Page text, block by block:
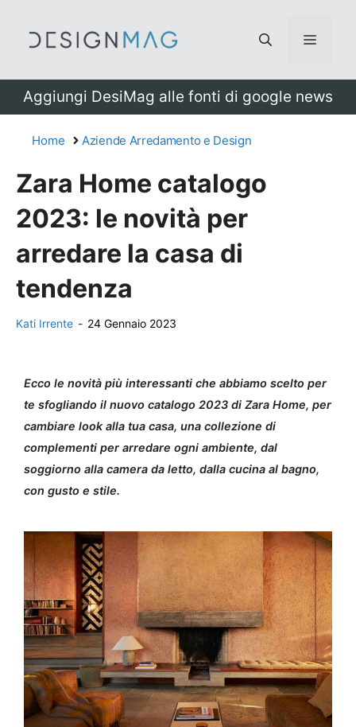
Menu
Aggiungi DesiMag alle fonti di google news
Home Aziende Arredamento e Design
Zara Home catalogo
2023: le novità per
arredare la casa di
tendenza
Kati Irrente - 24 Gennaio 2023
Ecco le novità più interessanti che abbiamo scelto per
te sfogliando il nuovo catalogo 2023 di Zara Home, per
cambiare look alla tua casa, una collezione di
complementi per arredare ogni ambiente, dal
soggiorno alla camera da letto, dalla cucina al bagno,
con gusto e stile.